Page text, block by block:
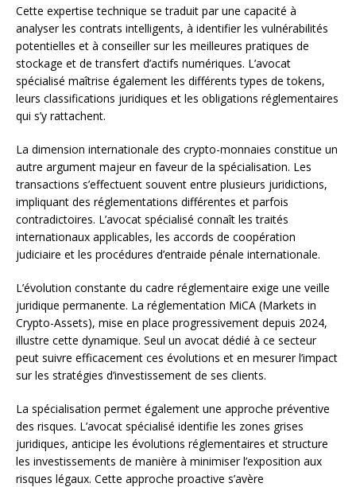
Cette expertise technique se traduit par une capacité à
analyser les contrats intelligents, à identifier les vulnérabilités
potentielles et à conseiller sur les meilleures pratiques de
stockage et de transfert d’actifs numériques. L’avocat
spécialisé maîtrise également les différents types de tokens,
leurs classifications juridiques et les obligations réglementaires
qui s’y rattachent.
La dimension internationale des crypto-monnaies constitue un
autre argument majeur en faveur de la spécialisation. Les
transactions s’effectuent souvent entre plusieurs juridictions,
impliquant des réglementations différentes et parfois
contradictoires. L’avocat spécialisé connaît les traités
internationaux applicables, les accords de coopération
judiciaire et les procédures d’entraide pénale internationale.
L’évolution constante du cadre réglementaire exige une veille
juridique permanente. La réglementation MiCA (Markets in
Crypto-Assets), mise en place progressivement depuis 2024,
illustre cette dynamique. Seul un avocat dédié à ce secteur
peut suivre efficacement ces évolutions et en mesurer l’impact
sur les stratégies d’investissement de ses clients.
La spécialisation permet également une approche préventive
des risques. L’avocat spécialisé identifie les zones grises
juridiques, anticipe les évolutions réglementaires et structure
les investissements de manière à minimiser l’exposition aux
risques légaux. Cette approche proactive s’avère